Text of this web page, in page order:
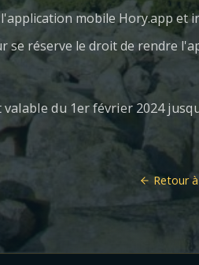
mobile Hory.app et
se réserve le droit de rendre
valable du 1er février 2024
Retour